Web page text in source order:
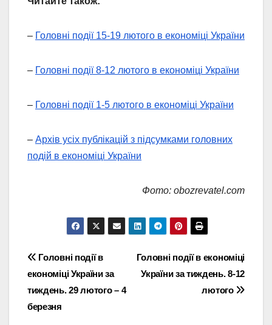
– Головні події 15-19 лютого в економіці України
– Головні події 8-12 лютого в економіці України
– Головні події 1-5 лютого в економіці України
– Архів усіх публікацій з підсумками головних
подій в економіці України
Фото: obozrevatel.com
Навігація
записів
Головні події в економіці
України за тиждень. 8-12
лютого
Головні події в
економіці України за
тиждень. 29 лютого – 4
березня